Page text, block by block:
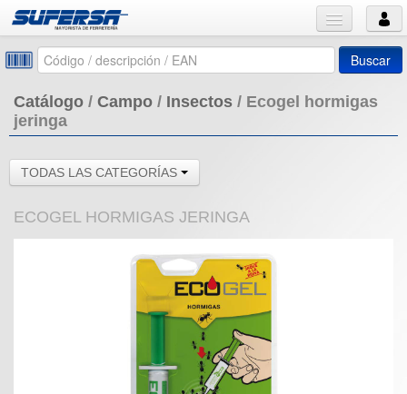
Buscar
Catálogo / Campo / Insectos / Ecogel hormigas
jeringa
TODAS LAS CATEGORÍAS
ECOGEL HORMIGAS JERINGA